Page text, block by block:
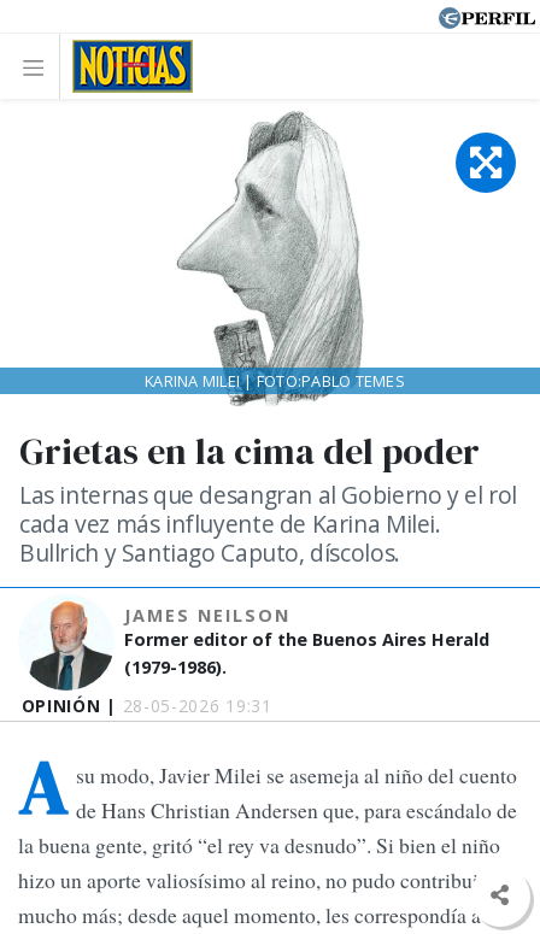
OPINIÓN | 28-05-2026 19:31
Grietas en la cima del poder
Las internas que desangran al Gobierno y el rol
cada vez más influyente de Karina Milei.
Bullrich y Santiago Caputo, díscolos.
JAMES NEILSON
Former editor of the Buenos Aires Herald
(1979-1986).
KARINA MILEI | FOTO:PABLO TEMES
A su modo, Javier Milei se asemeja al niño del cuento
de Hans Christian Andersen que, para escándalo de
la buena gente, gritó “el rey va desnudo”. Si bien el niño
hizo un aporte valiosísimo al reino, no pudo contribuir
mucho más; desde aquel momento, les correspondía a